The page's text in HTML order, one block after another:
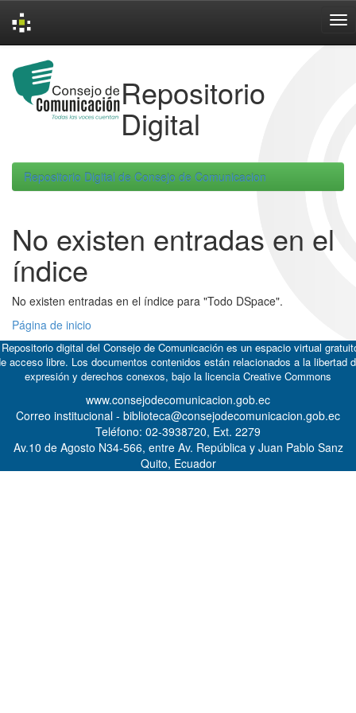
navigation
Repositorio
Digital
Repositorio Digital de Consejo de Comunicacion
No existen entradas en el
índice
No existen entradas en el índice para "Todo DSpace".
Página de inicio
digital del Consejo de Comunicación es un espacio virtual
acceso libre. Los documentos contenidos están relacionados a la libertad
expresión y derechos conexos, bajo la licencia Creative Commons
www.consejodecomunicacion.gob.ec
Correo institucional - biblioteca@consejodecomunicacion.gob.ec
Teléfono: 02-3938720, Ext. 2279
Av.10 de Agosto N34-566, entre Av. República y Juan Pablo Sanz
Quito, Ecuador